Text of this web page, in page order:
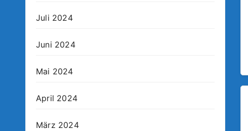
Juli 2024
Juni 2024
Mai 2024
April 2024
März 2024